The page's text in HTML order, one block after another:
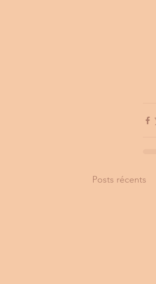
Posts récents